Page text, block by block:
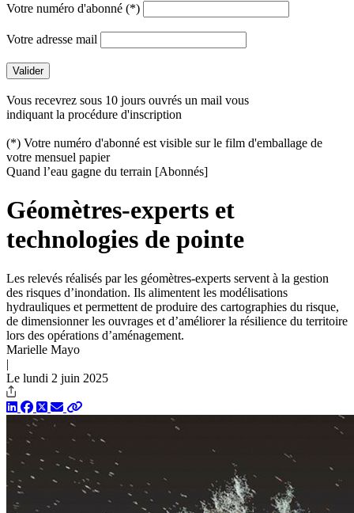
Votre numéro d'abonné (*)
Votre adresse mail
Vous recevrez sous 10 jours ouvrés un mail vous
indiquant la procédure d'inscription
(*) Votre numéro d'abonné est visible sur le film d'emballage de
votre mensuel papier
Quand l’eau gagne du terrain [Abonnés]
Géomètres-experts et
technologies de pointe
Les relevés réalisés par les géomètres-experts servent à la gestion
des risques d’inondation. Ils alimentent les modélisations
hydrauliques et permettent de produire des cartographies du risque,
de dimensionner les ouvrages et d’améliorer la résilience du territoire
lors des opérations d’aménagement.
Marielle Mayo
|
Le lundi 2 juin 2025